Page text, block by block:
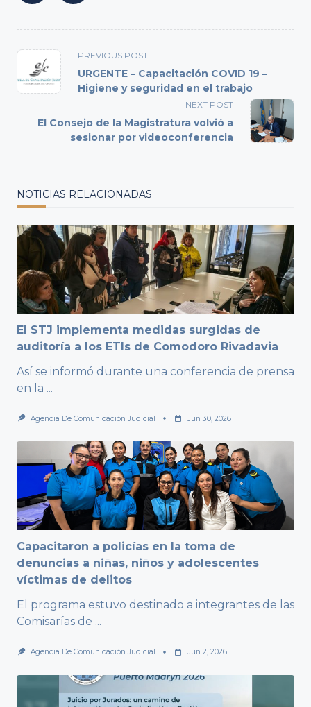
<span
class="nav-
subtitle
reader-
text">Page</span>
PREVIOUS POST
URGENTE – Capacitación COVID 19 –
Higiene y seguridad en el trabajo
NEXT POST
El Consejo de la Magistratura volvió a
sesionar por videoconferencia
NOTICIAS RELACIONADAS
El STJ implementa medidas surgidas de
auditoría a los ETIs de Comodoro Rivadavia
Así se informó durante una conferencia de prensa
en la ...
Agencia De Comunicación Judicial Jun 30, 2026
Capacitaron a policías en la toma de
denuncias a niñas, niños y adolescentes
víctimas de delitos
El programa estuvo destinado a integrantes de las
Comisarías de ...
Agencia De Comunicación Judicial Jun 2, 2026